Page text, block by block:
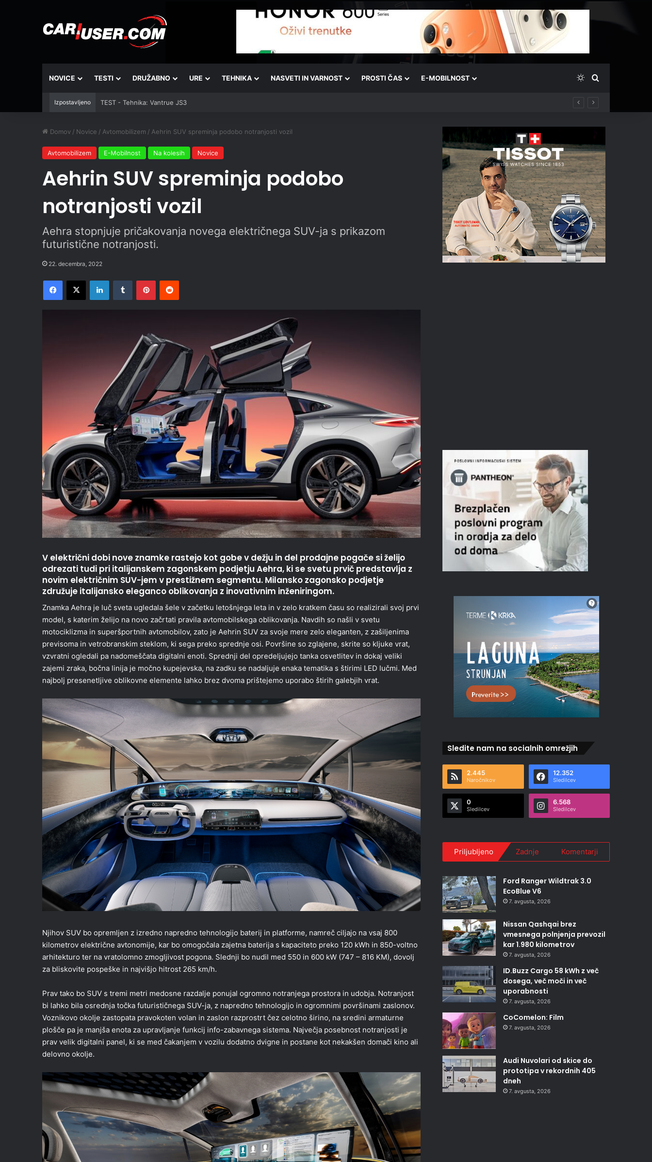
NOVICE TESTI DRUŽABNO URE TEHNIKA NASVETI IN VARNOST PROSTI ČAS E-MOBILNOST Switch skin
Išči
Izpostavljeno TEST - Tehnika: Vantrue JS3
Domov / Novice / Avtomobilizem / Aehrin SUV spreminja podobo notranjosti vozil
Avtomobilizem E-Mobilnost Na kolesih Novice
Aehrin SUV spreminja podobo
notranjosti vozil
Aehra stopnjuje pričakovanja novega električnega SUV-ja s prikazom
futuristične notranjosti.
22. decembra, 2022
Facebook
X LinkedInTumblr PinterestReddit
V električni dobi nove znamke rastejo kot gobe v dežju in del prodajne pogače si želijo
odrezati tudi pri italijanskem zagonskem podjetju Aehra, ki se svetu prvič predstavlja z
novim električnim SUV-jem v prestižnem segmentu. Milansko zagonsko podjetje
združuje italijansko eleganco oblikovanja z inovativnim inženiringom.
Znamka Aehra je luč sveta ugledala šele v začetku letošnjega leta in v zelo kratkem času so realizirali svoj prvi
model, s katerim želijo na novo začrtati pravila avtomobilskega oblikovanja. Navdih so našli v svetu
motociklizma in superšportnih avtomobilov, zato je Aehrin SUV za svoje mere zelo eleganten, z zašiljenima
previsoma in vetrobranskim steklom, ki sega preko sprednje osi. Površine so zglajene, skrite so kljuke vrat,
vzvratni ogledali pa nadomeščata digitalni enoti. Sprednji del opredeljujejo tanka osvetlitev in dokaj veliki
zajemi zraka, bočna linija je močno kupejevska, na zadku se nadaljuje enaka tematika s štirimi LED lučmi. Med
najbolj presenetljive oblikovne elemente lahko brez dvoma prištejemo uporabo štirih galebjih vrat.
Njihov SUV bo opremljen z izredno napredno tehnologijo baterij in platforme, namreč ciljajo na vsaj 800
kilometrov električne avtonomije, kar bo omogočala zajetna baterija s kapaciteto preko 120 kWh in 850-voltno
arhitekturo ter na vratolomno zmogljivost pogona. Slednji bo nudil med 550 in 600 kW (747 – 816 KM), dovolj
za bliskovite pospeške in najvišjo hitrost 265 km/h.
Prav tako bo SUV s tremi metri medosne razdalje ponujal ogromno notranjega prostora in udobja. Notranjost
bi lahko bila osrednja točka futurističnega SUV-ja, z napredno tehnologijo in ogromnimi površinami zaslonov.
Voznikovo okolje zastopata pravokoten volan in zaslon razprostrt čez celotno širino, na sredini armaturne
plošče pa je manjša enota za upravljanje funkcij info-zabavnega sistema. Največja posebnost notranjosti je
prav velik digitalni panel, ki se med čakanjem v vozilu dodatno dvigne in postane kot nekakšen domači kino ali
delovno okolje.
Sledite nam na socialnih omrežjih
2.445
Naročnikov
12.352
Sledilcev
0
Sledilcev
6.568
Sledilcev
Priljubljeno Zadnje Komentarji
Ford Ranger Wildtrak 3.0
EcoBlue V6
7. avgusta, 2026
Nissan Qashqai brez
vmesnega polnjenja prevozil
kar 1.980 kilometrov
7. avgusta, 2026
ID.Buzz Cargo 58 kWh z več
dosega, več moči in več
uporabnosti
7. avgusta, 2026
CoComelon: Film
7. avgusta, 2026
Audi Nuvolari od skice do
prototipa v rekordnih 405
dneh
7. avgusta, 2026